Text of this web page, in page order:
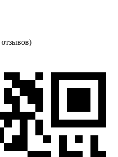
отзывов)